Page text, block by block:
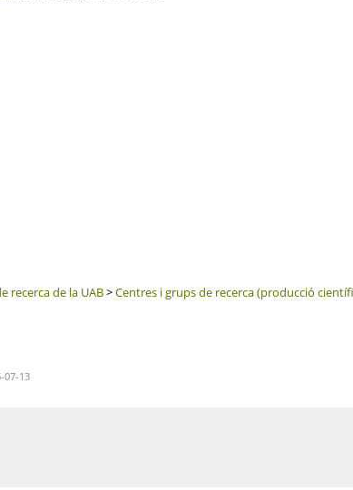
recerca de la UAB>Centres i grups de recerca (producció
07-13